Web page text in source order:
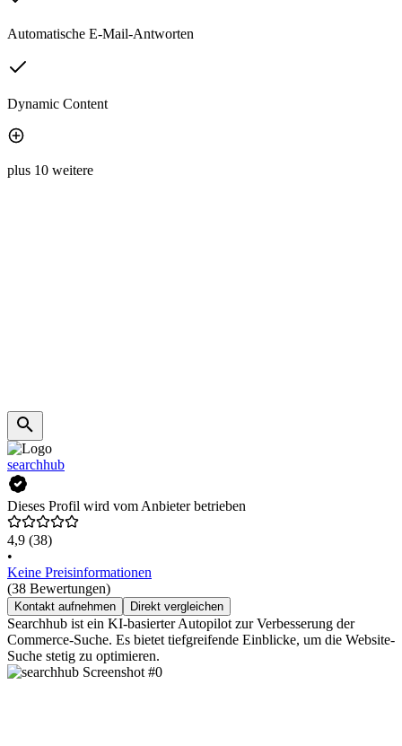
Automatische E-Mail-Antworten
Dynamic Content
plus 10 weitere
searchhub
Dieses Profil wird vom Anbieter betrieben
4,9 (38)
•
Keine Preisinformationen
(38 Bewertungen)
Kontakt aufnehmen Direkt vergleichen
Searchhub ist ein KI-basierter Autopilot zur Verbesserung der
Commerce-Suche. Es bietet tiefgreifende Einblicke, um die Website-
Suche stetig zu optimieren.